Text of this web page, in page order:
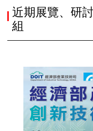
近期展覽、研
組